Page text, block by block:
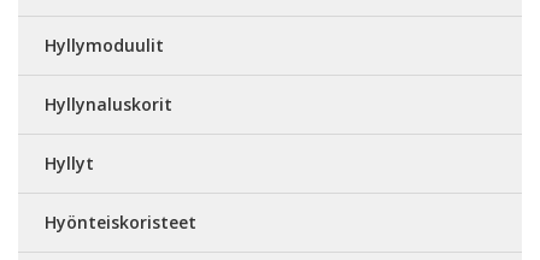
Hyllymoduulit
Hyllynaluskorit
Hyllyt
Hyönteiskoristeet